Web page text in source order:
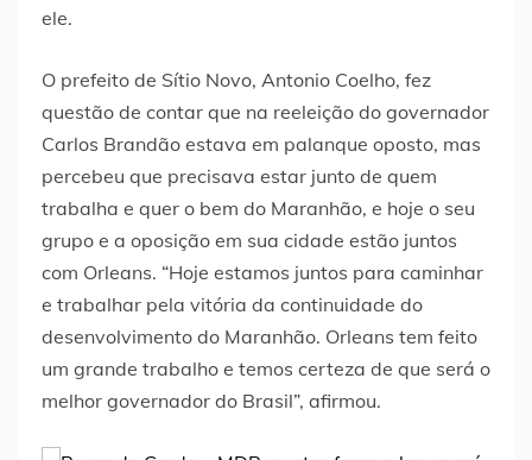
ele.
O prefeito de Sítio Novo, Antonio Coelho, fez
questão de contar que na reeleição do governador
Carlos Brandão estava em palanque oposto, mas
percebeu que precisava estar junto de quem
trabalha e quer o bem do Maranhão, e hoje o seu
grupo e a oposição em sua cidade estão juntos
com Orleans. “Hoje estamos juntos para caminhar
e trabalhar pela vitória da continuidade do
desenvolvimento do Maranhão. Orleans tem feito
um grande trabalho e temos certeza de que será o
melhor governador do Brasil”, afirmou.